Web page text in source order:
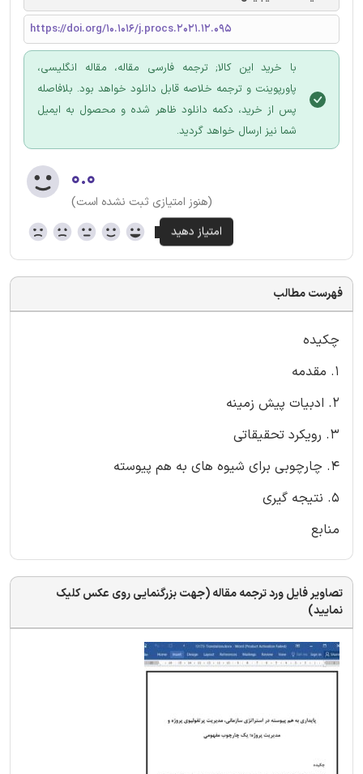
https://doi.org/10.1016/j.procs.2021.12.095
با خرید این کالا; ترجمه فارسی مقاله، مقاله انگلیسی،
پاورپوینت و ترجمه خلاصه قابل دانلود خواهد بود. بلافاصله
پس از خرید، دکمه دانلود ظاهر شده و محصول به ایمیل
شما نیز ارسال خواهد گردید.
۰.۰
(هنوز امتیازی ثبت نشده است)
فهرست مطالب
چکیده
1. مقدمه
2. ادبیات پیش زمینه
3. رویکرد تحقیقاتی
4. چارچوبی برای شیوه های به هم پیوسته
5. نتیجه گیری
منابع
تصاویر فایل ورد ترجمه مقاله (جهت بزرگنمایی روی عکس کلیک
نمایید)